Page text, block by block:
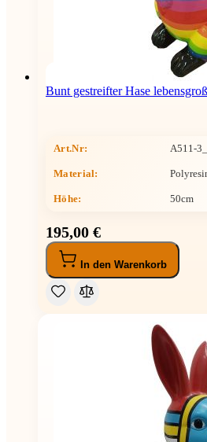
Bunt gestreifter Hase lebensgroß
Art.Nr: A511-
Material:
Höhe: 50cm
195,00 €
In den Warenkorb